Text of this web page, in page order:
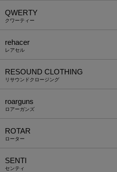
QWERTY
クワーティー
rehacer
レアセル
RESOUND CLOTHING
リサウンドクロージング
roarguns
ロアーガンズ
ROTAR
ローター
SENTI
センティ